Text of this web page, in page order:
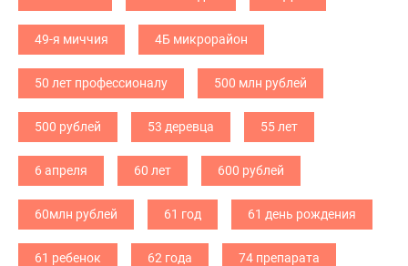
49-я миччия 4Б микрорайон
50 лет профессионалу 500 млн рублей
500 рублей 53 деревца 55 лет
6 апреля 60 лет 600 рублей
60млн рублей 61 год 61 день рождения
61 ребенок 62 года 74 препарата